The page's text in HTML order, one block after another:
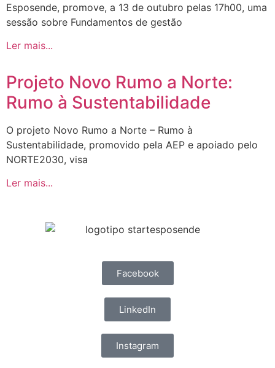
Esposende, promove, a 13 de outubro pelas 17h00, uma
sessão sobre Fundamentos de gestão
Ler mais...
Projeto Novo Rumo a Norte:
Rumo à Sustentabilidade
O projeto Novo Rumo a Norte – Rumo à
Sustentabilidade, promovido pela AEP e apoiado pelo
NORTE2030, visa
Ler mais...
Facebook
LinkedIn
Instagram